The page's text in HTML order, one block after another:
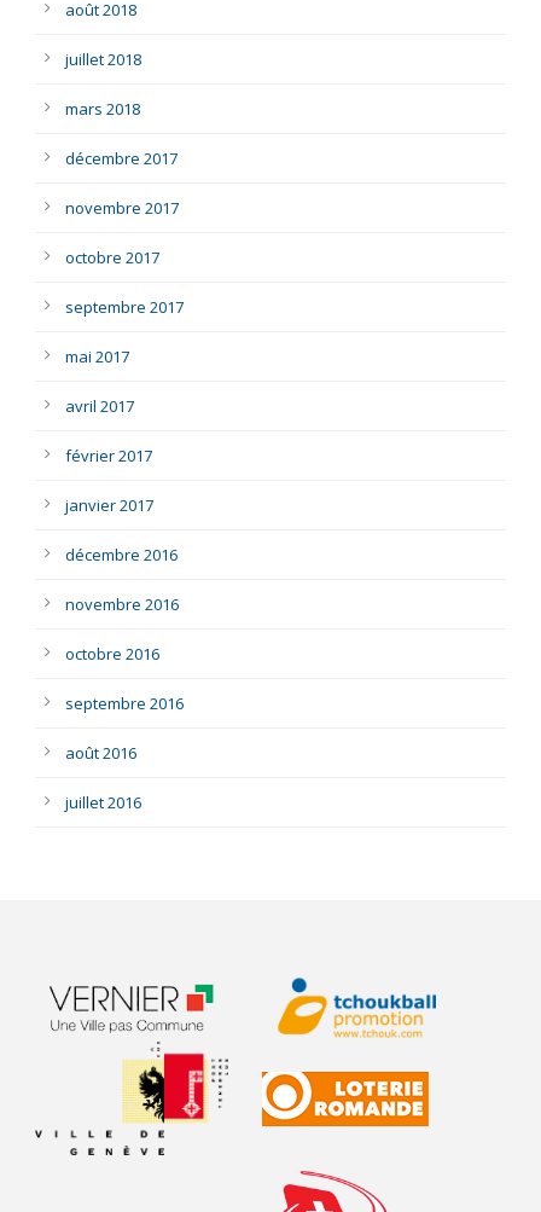
août 2018
juillet 2018
mars 2018
décembre 2017
novembre 2017
octobre 2017
septembre 2017
mai 2017
avril 2017
février 2017
janvier 2017
décembre 2016
novembre 2016
octobre 2016
septembre 2016
août 2016
juillet 2016